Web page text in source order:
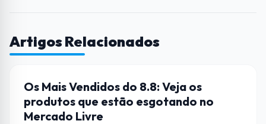
Artigos Relacionados
DICAS
Os Mais Vendidos do 8.8: Veja os
produtos que estão esgotando no
Mercado Livre